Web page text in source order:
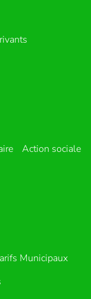
Action sociale
Municipaux